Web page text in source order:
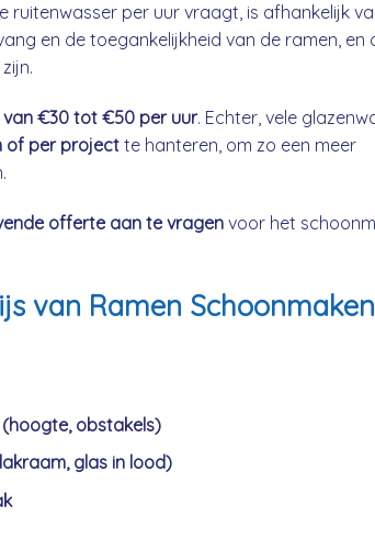
ruitenwasser per uur vraagt, is afhankelijk
en de toegankelijkheid van de ramen, en
€30 tot €50 per uur. Echter, vele
of per project te hanteren, om zo een meer
offerte aan te vragen voor het
van Ramen
obstakels)
glas in lood)